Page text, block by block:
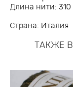
Длина нити: 310
Страна: Италия
ТАКЖЕ